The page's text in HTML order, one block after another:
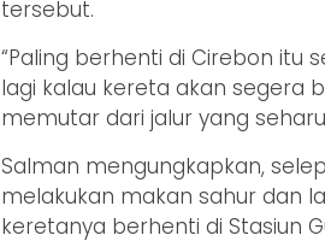
tersebut.
“Paling berhenti di Cirebon itu
lagi kalau kereta akan segera
memutar dari jalur yang
Salman mengungkapkan,
melakukan makan sahur dan
keretanya berhenti di Stasiun